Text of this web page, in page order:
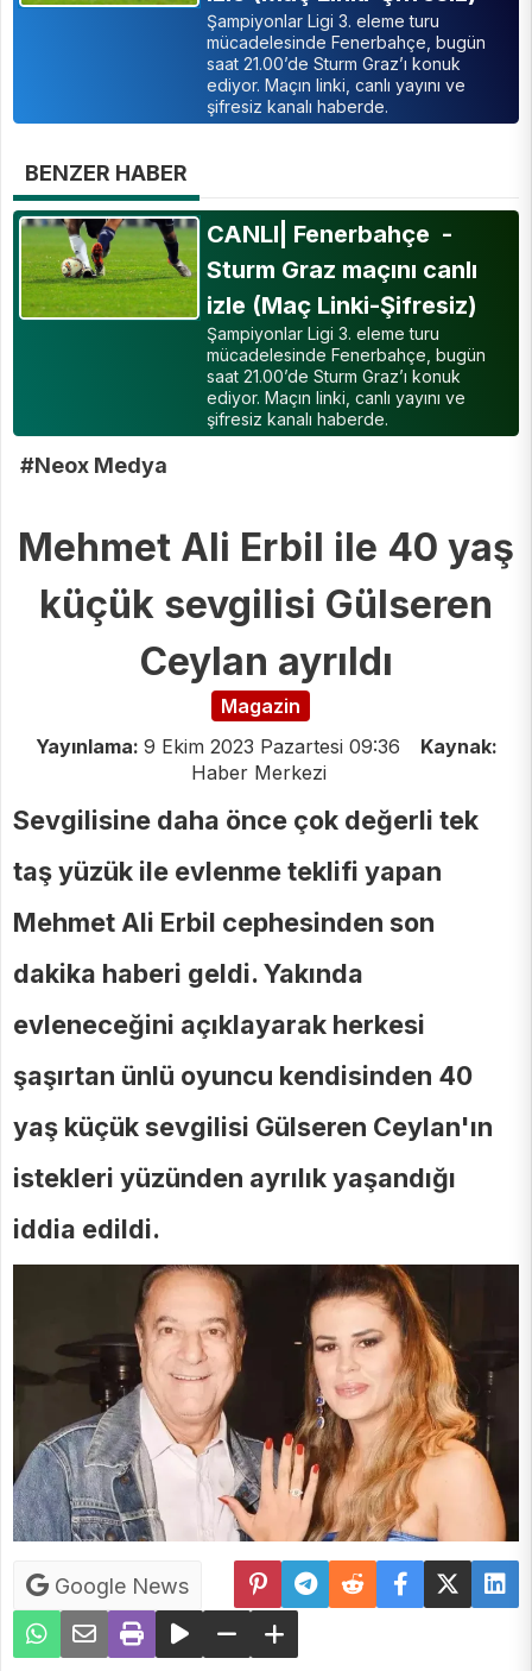
Şampiyonlar Ligi 3. eleme turu
mücadelesinde Fenerbahçe, bugün
saat 21.00’de Sturm Graz’ı konuk
ediyor. Maçın linki, canlı yayını ve
şifresiz kanalı haberde.
BENZER HABER
CANLI| Fenerbahçe -
Sturm Graz maçını canlı
izle (Maç Linki-Şifresiz)
Şampiyonlar Ligi 3. eleme turu
mücadelesinde Fenerbahçe, bugün
saat 21.00’de Sturm Graz’ı konuk
ediyor. Maçın linki, canlı yayını ve
şifresiz kanalı haberde.
#Neox Medya
Mehmet Ali Erbil ile 40 yaş
küçük sevgilisi Gülseren
Ceylan ayrıldı
Magazin
Yayınlama: 9 Ekim 2023 Pazartesi 09:36
Kaynak:
Haber Merkezi
Sevgilisine daha önce çok değerli tek
taş yüzük ile evlenme teklifi yapan
Mehmet Ali Erbil cephesinden son
dakika haberi geldi. Yakında
evleneceğini açıklayarak herkesi
şaşırtan ünlü oyuncu kendisinden 40
yaş küçük sevgilisi Gülseren Ceylan'ın
istekleri yüzünden ayrılık yaşandığı
iddia edildi.
Google News